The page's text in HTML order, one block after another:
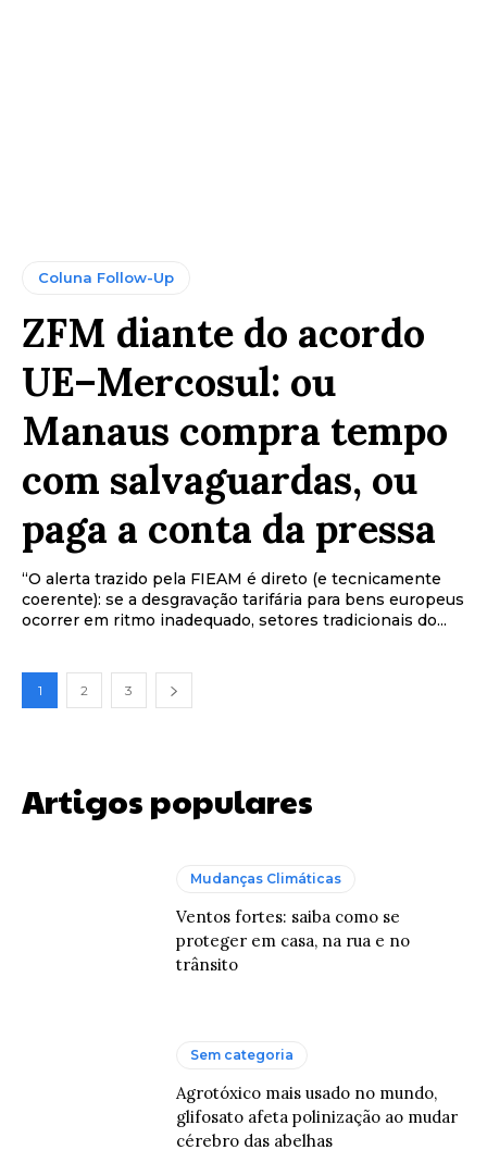
Coluna Follow-Up
ZFM diante do acordo
UE–Mercosul: ou
Manaus compra tempo
com salvaguardas, ou
paga a conta da pressa
“O alerta trazido pela FIEAM é direto (e tecnicamente
coerente): se a desgravação tarifária para bens europeus
ocorrer em ritmo inadequado, setores tradicionais do...
1 2 3
Artigos populares
Mudanças Climáticas
Ventos fortes: saiba como se
proteger em casa, na rua e no
trânsito
Sem categoria
Agrotóxico mais usado no mundo,
glifosato afeta polinização ao mudar
cérebro das abelhas